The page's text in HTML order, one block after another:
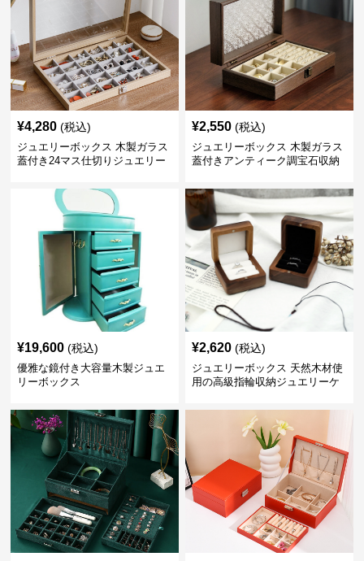
¥4,280 (税込)
ジュエリーボックス 木製ガラス
蓋付き24マス仕切りジュエリー
¥2,550 (税込)
ジュエリーボックス 木製ガラス
蓋付きアンティーク調宝石収納
¥19,600 (税込)
優雅な鏡付き大容量木製ジュエ
リーボックス
¥2,620 (税込)
ジュエリーボックス 天然木材使
用の高級指輪収納ジュエリーケ